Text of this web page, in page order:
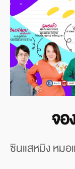
จอ
ซินแสหมิง หม